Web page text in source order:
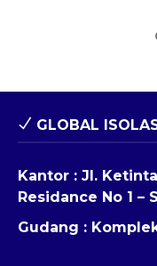
GLOBAL
Kantor : Jl.
Residance No 1 –
Gudang :